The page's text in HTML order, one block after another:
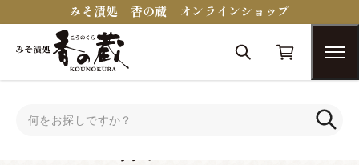
みそ漬処 香の蔵 オンラインショップ